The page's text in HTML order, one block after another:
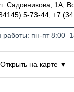
Открыть на карте ▼
Садовникова, 1А,
5-73-44, +7
работы: пн-пт